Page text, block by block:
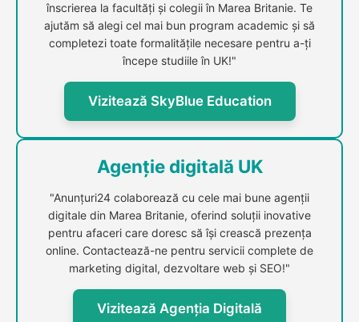
înscrierea la facultăți și colegii în Marea Britanie. Te
ajutăm să alegi cel mai bun program academic și să
completezi toate formalitățile necesare pentru a-ți
începe studiile în UK!"
Vizitează SkyBlue Education
Agenție digitală UK
"Anunțuri24 colaborează cu cele mai bune agenții
digitale din Marea Britanie, oferind soluții inovative
pentru afaceri care doresc să își crească prezența
online. Contactează-ne pentru servicii complete de
marketing digital, dezvoltare web și SEO!"
Vizitează Agenția Digitală